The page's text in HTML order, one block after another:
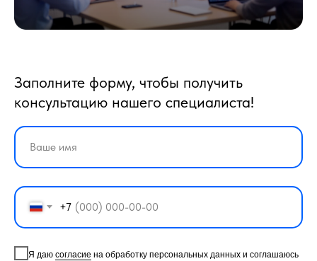
Заполните форму, чтобы получить
консультацию нашего специалиста!
+7
Я даю согласие на обработку персональных данных и соглашаюсь